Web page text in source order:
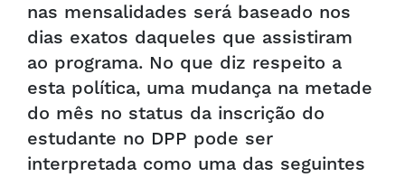
nas mensalidades será baseado nos
dias exatos daqueles que assistiram
ao programa. No que diz respeito a
esta política, uma mudança na metade
do mês no status da inscrição do
estudante no DPP pode ser
interpretada como uma das seguintes